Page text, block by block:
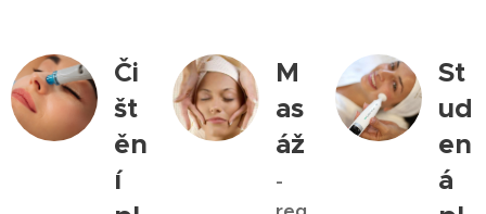
Či
št
ěn
í
M
as
áž
-
St
ud
en
á